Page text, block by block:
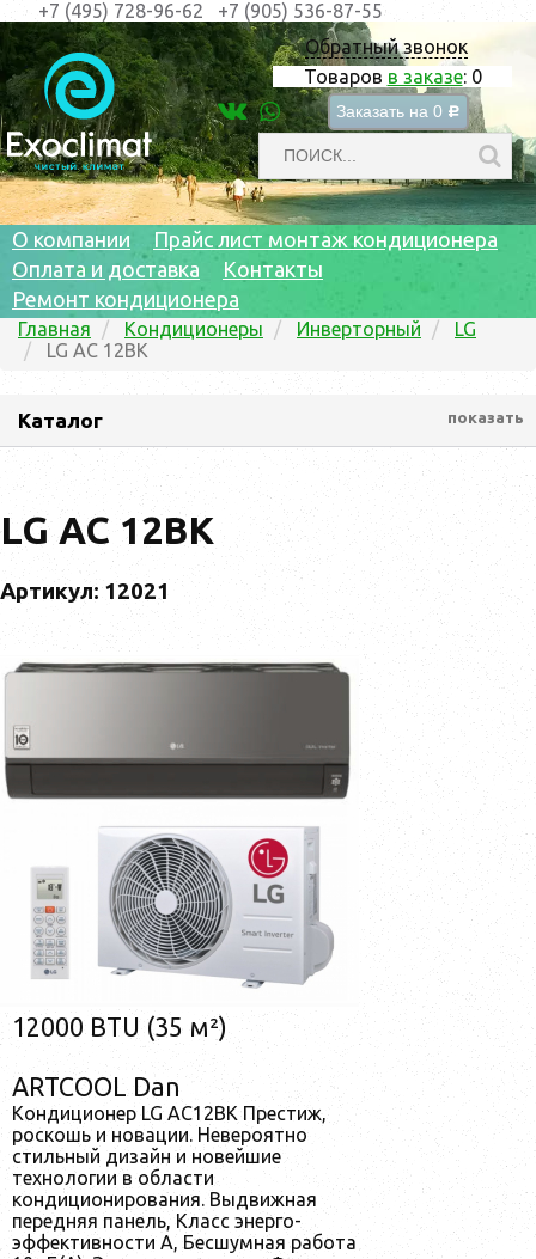
Обратный звонок
Товаров в заказе: 0
Заказать на 0 c
+7 (495) 728-96-62 +7 (905) 536-87-55
О компании
Прайс лист монтаж кондиционера
Оплата и доставка
Контакты
Ремонт кондиционера
Главная Кондиционеры Инверторный
LG
LG AC 12BK
Каталог показать
LG AC 12BK
Артикул: 12021
12000 BTU (35 м²)
ARTCOOL Dan
Кондиционер LG AC12BK Престиж,
роскошь и новации. Невероятно
стильный дизайн и новейшие
технологии в области
кондиционирования. Выдвижная
передняя панель, Класс энерго-
эффективности А, Бесшумная работа